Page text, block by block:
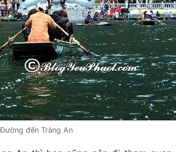
Đường đến Tràng An